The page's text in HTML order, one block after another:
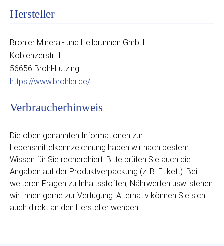
Hersteller
Brohler Mineral- und Heilbrunnen GmbH
Koblenzerstr. 1
56656 Brohl-Lützing
https://www.brohler.de/
Verbraucherhinweis
Die oben genannten Informationen zur
Lebensmittelkennzeichnung haben wir nach bestem
Wissen für Sie recherchiert. Bitte prüfen Sie auch die
Angaben auf der Produktverpackung (z. B. Etikett). Bei
weiteren Fragen zu Inhaltsstoffen, Nährwerten usw. stehen
wir Ihnen gerne zur Verfügung. Alternativ können Sie sich
auch direkt an den Hersteller wenden.